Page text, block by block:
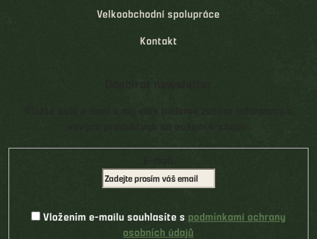
Velkoobchodní spolupráce
Kontakt
Vložením e-mailu souhlasíte s podmínkami ochrany
osobních údajů